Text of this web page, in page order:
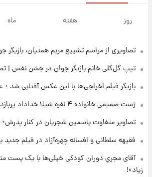
نام خودرو، مبلغ پیش
۱ روز پیش
کار استقلال و رامین
عکس / خداحافظی صمیمانه
۱ روز پیش
آتش اختلاف در
مذاق رضاییان خوش
روز هفته ماه
تصاویری از مراسم تشییع مریم همتیان، بازیگر
تیپ گل‌گلی خانم بازیگر جوان در جشن نفس |
بازیگر فیلم اخراجی‌ها با این عکس آفتابی شد
ژست صمیمی خانواده ۴ نفره شیلا خداداد پربازدید شد + عکس
تصاویر متفاوت یاسمین شجریان در کنار
فقیهه سلطانی و افسانه چهره‌آزاد در فیلم جدید
آقای مجریِ دوران کودکی خیلی‌ها با یک پست
زیاد»!